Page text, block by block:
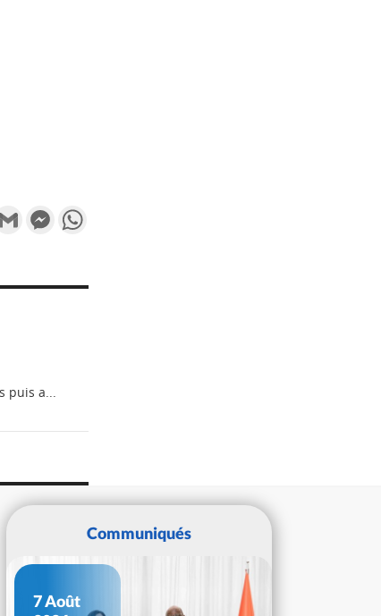
Gmail Messenger
puis a...
Communiqués
7 Août